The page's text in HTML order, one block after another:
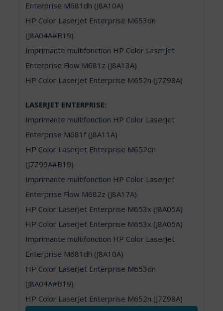
Enterprise M681dh (J8A10A)
HP Color LaserJet Enterprise M653dn
(J8A04A#B19)
Imprimante multifonction HP Color LaserJet
Enterprise Flow M681z (J8A13A)
HP Color LaserJet Enterprise M652n (J7Z98A)
LASERJET ENTERPRISE:
Imprimante multifonction HP Color LaserJet
Enterprise M681f (J8A11A)
HP Color LaserJet Enterprise M652dn
(J7Z99A#B19)
Imprimante multifonction HP Color LaserJet
Enterprise Flow M682z (J8A17A)
HP Color LaserJet Enterprise M653x (J8A05A)
HP Color LaserJet Enterprise M653x (J8A05A)
Imprimante multifonction HP Color LaserJet
Enterprise M681dh (J8A10A)
HP Color LaserJet Enterprise M653dn
(J8A04A#B19)
HP Color LaserJet Enterprise M652n (J7Z98A)